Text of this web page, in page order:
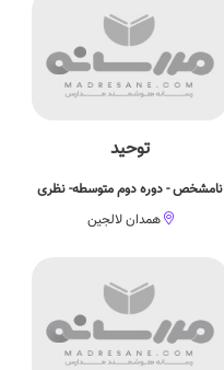
توحید
نامشخص - دوره دوم متوسطه- نظری
همدان لالجین